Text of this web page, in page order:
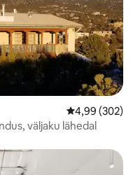
Keskmine
4,99 (302)
väljaku lähedal